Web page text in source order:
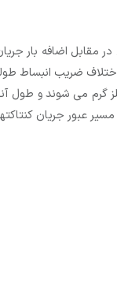
ضریب انبساط
فلز گرم می شوند و
عبور جریان